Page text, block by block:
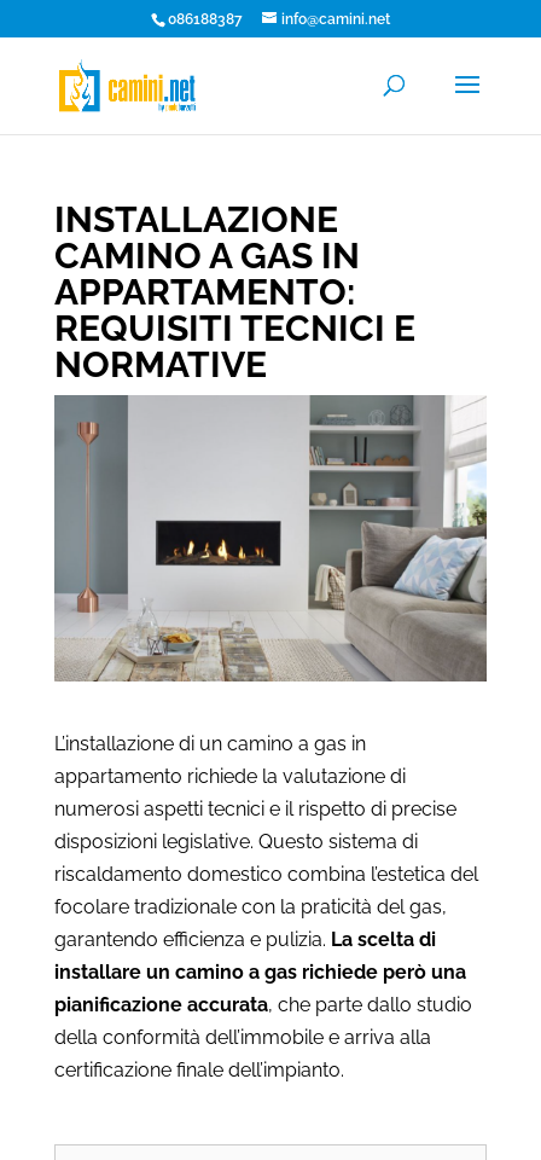
086188387 info@camini.net
INSTALLAZIONE
CAMINO A GAS IN
APPARTAMENTO:
REQUISITI TECNICI E
NORMATIVE
L’installazione di un camino a gas in
appartamento richiede la valutazione di
numerosi aspetti tecnici e il rispetto di precise
disposizioni legislative. Questo sistema di
riscaldamento domestico combina l’estetica del
focolare tradizionale con la praticità del gas,
garantendo efficienza e pulizia. La scelta di
installare un camino a gas richiede però una
pianificazione accurata, che parte dallo studio
della conformità dell’immobile e arriva alla
certificazione finale dell’impianto.